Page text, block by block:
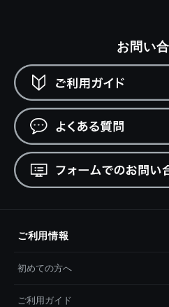
お問い
ご利用情報
初めての方へ
ご利用ガイド